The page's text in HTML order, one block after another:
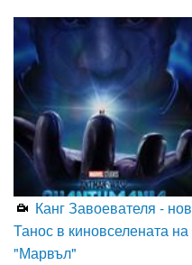
Канг Завоевателя - нов
Танос в киновселената на
"Марвъл"